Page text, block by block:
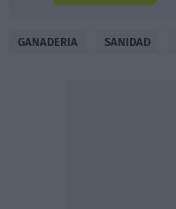
GANADERIA SANIDAD